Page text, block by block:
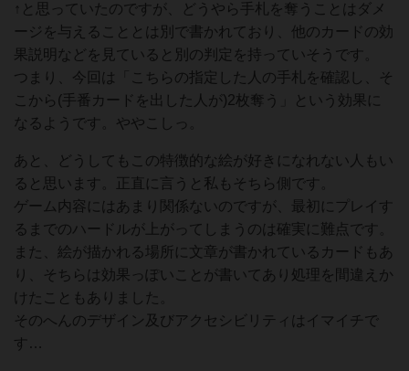
↑と思っていたのですが、どうやら手札を奪うことはダメ
ージを与えることとは別で書かれており、他のカードの効
果説明などを見ていると別の判定を持っていそうです。
つまり、今回は「こちらの指定した人の手札を確認し、そ
こから(手番カードを出した人が)2枚奪う」という効果に
なるようです。ややこしっ。
あと、どうしてもこの特徴的な絵が好きになれない人もい
ると思います。正直に言うと私もそちら側です。
ゲーム内容にはあまり関係ないのですが、最初にプレイす
るまでのハードルが上がってしまうのは確実に難点です。
また、絵が描かれる場所に文章が書かれているカードもあ
り、そちらは効果っぽいことが書いてあり処理を間違えか
けたこともありました。
そのへんのデザイン及びアクセシビリティはイマイチで
す…